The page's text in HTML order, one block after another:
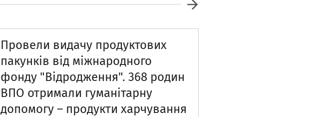
Провели видачу продуктових
пакунків від міжнародного
фонду "Відродження". 368 родин
ВПО отримали гуманітарну
допомогу – продукти харчування